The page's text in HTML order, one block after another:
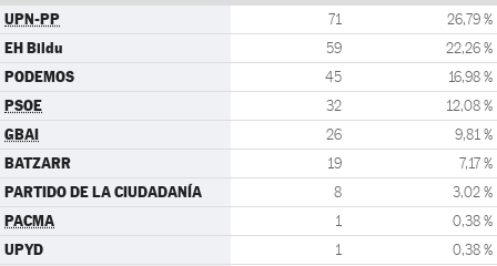
UPN-PP 71 26,79 %
EH Bildu 59 22,26 %
PODEMOS 45 16,98 %
PSOE 32 12,08 %
GBAI 26 9,81 %
BATZARR 19 7,17 %
PARTIDO DE LA CIUDADANÍA 8 3,02 %
PACMA 1 0,38 %
UPYD 1 0,38 %